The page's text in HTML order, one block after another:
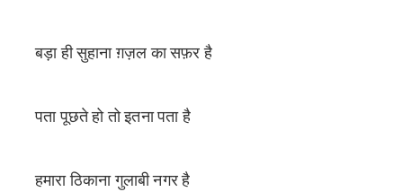
बड़ा ही सुहाना ग़ज़ल का सफ़र है
पता पूछते हो तो इतना पता है
हमारा ठिकाना गुलाबी नगर है